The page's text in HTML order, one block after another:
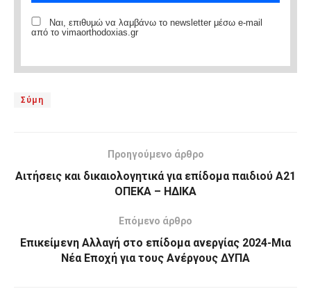
Ναι, επιθυμώ να λαμβάνω το newsletter μέσω e-mail
από το vimaorthodoxias.gr
Σύμη
Προηγούμενο άρθρο
Αιτήσεις και δικαιολογητικά για επίδομα παιδιού Α21
ΟΠΕΚΑ – ΗΔΙΚΑ
Επόμενο άρθρο
Επικείμενη Αλλαγή στο επίδομα ανεργίας 2024-Μια
Νέα Εποχή για τους Ανέργους ΔΥΠΑ